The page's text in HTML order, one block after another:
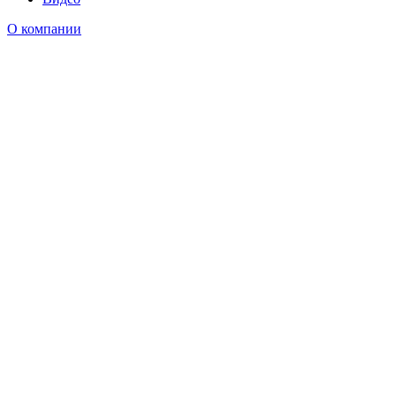
О компании